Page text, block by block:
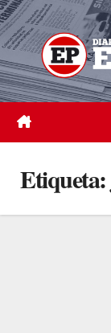
Skip
to
content
Etiqueta: